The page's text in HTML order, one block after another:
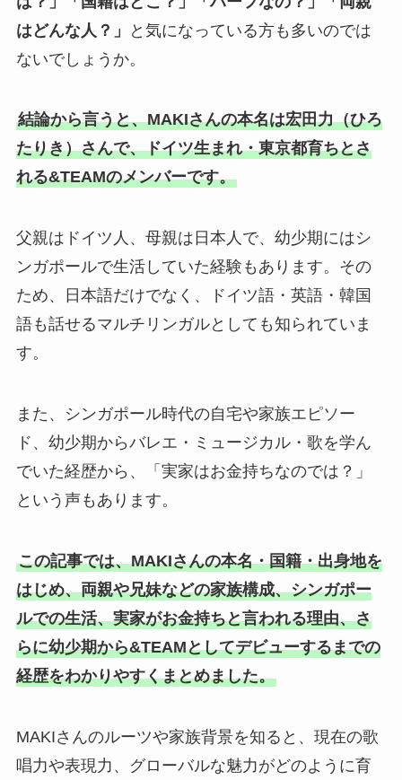
はどんな人？」
と気になっている方も多いのでは
ないでしょうか。
結論から言うと、MAKIさんの本名は宏田力（ひろ
たりき）さんで、ドイツ生まれ・東京都育ちとさ
れる&TEAMのメンバーです。
父親はドイツ人、母親は日本人で、幼少期にはシ
ンガポールで生活していた経験もあります。その
ため、日本語だけでなく、ドイツ語・英語・韓国
語も話せるマルチリンガルとしても知られていま
す。
また、シンガポール時代の自宅や家族エピソー
ド、幼少期からバレエ・ミュージカル・歌を学ん
でいた経歴から、「実家はお金持ちなのでは？」
という声もあります。
この記事では、MAKIさんの本名・国籍・出身地を
はじめ、両親や兄妹などの家族構成、シンガポー
ルでの生活、実家がお金持ちと言われる理由、さ
らに幼少期から&TEAMとしてデビューするまでの
経歴をわかりやすくまとめました。
MAKIさんのルーツや家族背景を知ると、現在の歌
唱力や表現力、グローバルな魅力がどのように育